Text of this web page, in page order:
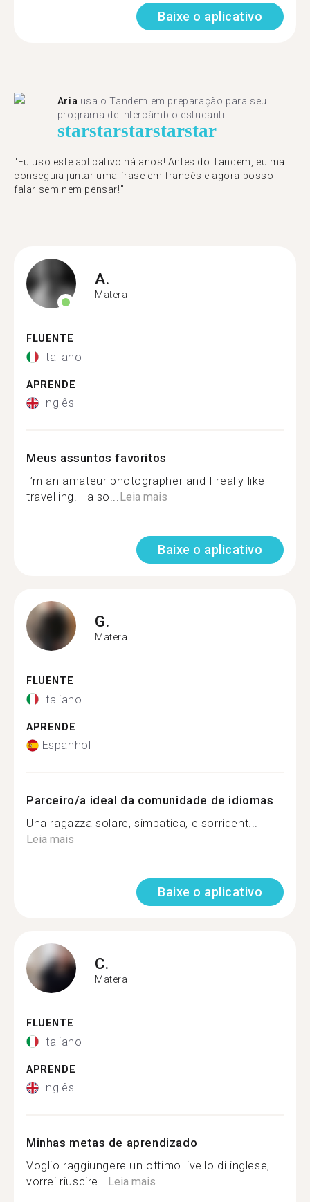
Baixe o aplicativo
Aria usa o Tandem em preparação para seu
programa de intercâmbio estudantil.
starstarstarstarstar
"​​Eu uso este aplicativo há anos! Antes do Tandem, eu mal
conseguia juntar uma frase em francês e agora posso
falar sem nem pensar!"
A.
Matera
FLUENTE
Italiano
APRENDE
Inglês
Meus assuntos favoritos
I’m an amateur photographer and I really like
travelling. I also...Leia mais
Baixe o aplicativo
G.
Matera
FLUENTE
Italiano
APRENDE
Espanhol
Parceiro/a ideal da comunidade de idiomas
Una ragazza solare, simpatica, e sorrident...
Leia mais
Baixe o aplicativo
C.
Matera
FLUENTE
Italiano
APRENDE
Inglês
Minhas metas de aprendizado
Voglio raggiungere un ottimo livello di inglese,
vorrei riuscire...Leia mais